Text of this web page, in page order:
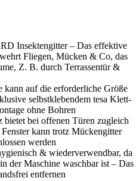
Insektengitter – Das effektive
Fliegen, Mücken & Co, das
Z. B. durch Terrassentür &
kann auf die erforderliche Größe
selbstklebendem tesa Klett-
ohne Bohren
bietet bei offenen Türen zugleich
kann trotz Mückengitter
werden
& wiederverwendbar, da
der Maschine waschbar ist – Das
entfernen